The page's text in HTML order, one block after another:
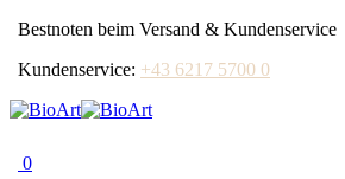
Bestnoten beim Versand & Kundenservice
Kundenservice: +43 6217 5700 0
0